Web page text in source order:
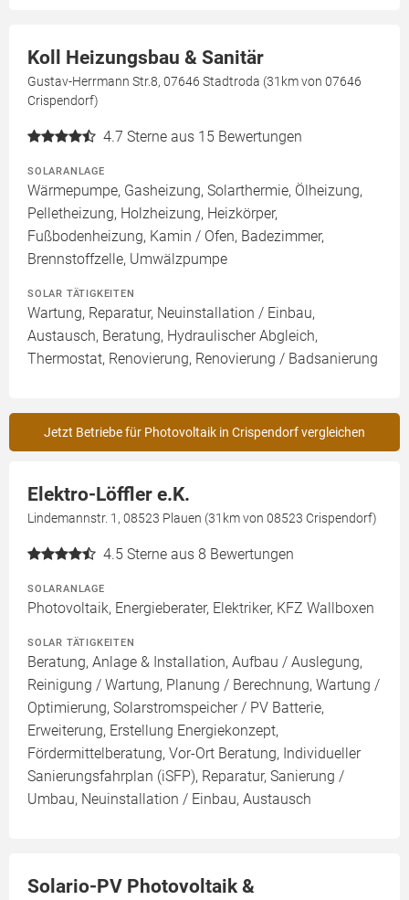
Koll Heizungsbau & Sanitär
Gustav-Herrmann Str.8, 07646 Stadtroda (31km von 07646
Crispendorf)
4.7 Sterne aus 15 Bewertungen
SOLARANLAGE
Wärmepumpe, Gasheizung, Solarthermie, Ölheizung,
Pelletheizung, Holzheizung, Heizkörper,
Fußbodenheizung, Kamin / Ofen, Badezimmer,
Brennstoffzelle, Umwälzpumpe
SOLAR TÄTIGKEITEN
Wartung, Reparatur, Neuinstallation / Einbau,
Austausch, Beratung, Hydraulischer Abgleich,
Thermostat, Renovierung, Renovierung / Badsanierung
Jetzt Betriebe für Photovoltaik in Crispendorf vergleichen
Elektro-Löffler e.K.
Lindemannstr. 1, 08523 Plauen (31km von 08523 Crispendorf)
4.5 Sterne aus 8 Bewertungen
SOLARANLAGE
Photovoltaik, Energieberater, Elektriker, KFZ Wallboxen
SOLAR TÄTIGKEITEN
Beratung, Anlage & Installation, Aufbau / Auslegung,
Reinigung / Wartung, Planung / Berechnung, Wartung /
Optimierung, Solarstromspeicher / PV Batterie,
Erweiterung, Erstellung Energiekonzept,
Fördermittelberatung, Vor-Ort Beratung, Individueller
Sanierungsfahrplan (iSFP), Reparatur, Sanierung /
Umbau, Neuinstallation / Einbau, Austausch
Solario-PV Photovoltaik &